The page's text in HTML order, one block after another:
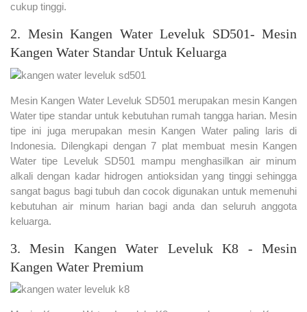
cukup tinggi.
2. Mesin Kangen Water Leveluk SD501- Mesin
Kangen Water Standar Untuk Keluarga
Mesin Kangen Water Leveluk SD501 merupakan mesin Kangen
Water tipe standar untuk kebutuhan rumah tangga harian. Mesin
tipe ini juga merupakan mesin Kangen Water paling laris di
Indonesia. Dilengkapi dengan 7 plat membuat mesin Kangen
Water tipe Leveluk SD501 mampu menghasilkan air minum
alkali dengan kadar hidrogen antioksidan yang tinggi sehingga
sangat bagus bagi tubuh dan cocok digunakan untuk memenuhi
kebutuhan air minum harian bagi anda dan seluruh anggota
keluarga.
3. Mesin Kangen Water Leveluk K8 - Mesin
Kangen Water Premium